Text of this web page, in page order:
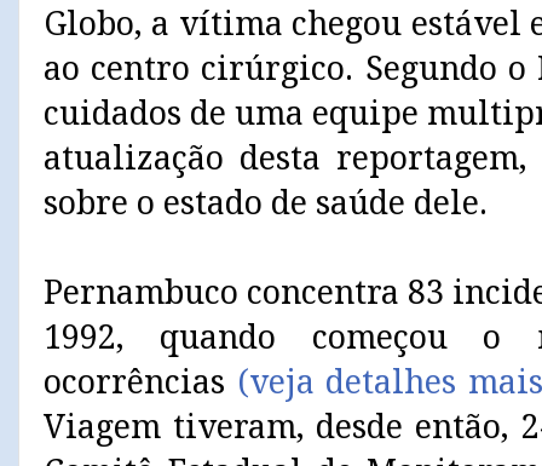
Globo, a vítima chegou
ao centro cirúrgico. Segundo o
cuidados de uma equipe
atualização desta
sobre o estado de saúde dele.
Pernambuco concentra 83
1992, quando começou o
ocorrências (veja detalhes
Viagem tiveram, desde então,